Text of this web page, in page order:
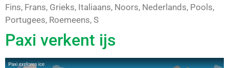
Fins, Frans, Grieks, Italiaans, Noors, Nederlands, Pools,
Portugees, Roemeens, S
Paxi verkent ijs